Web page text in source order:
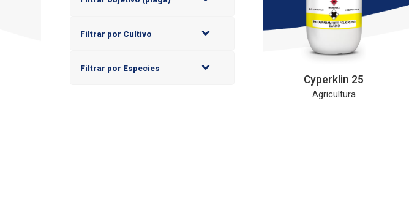
Filtrar por Cultivo
Filtrar por Especies
Cyperklin 25
Agricultura